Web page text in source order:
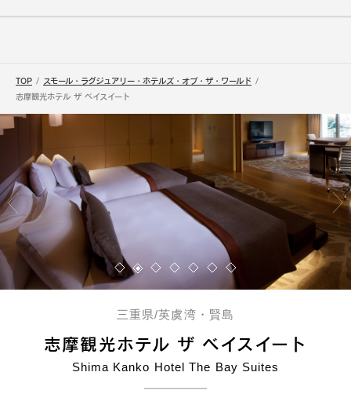
TOP
スモール・ラグジュアリー・ホテルズ・オブ・ザ・ワールド
志摩観光ホテル ザ ベイスイート
三重県/英虞湾・賢島
志摩観光ホテル ザ ベイスイート
Shima Kanko Hotel The Bay Suites